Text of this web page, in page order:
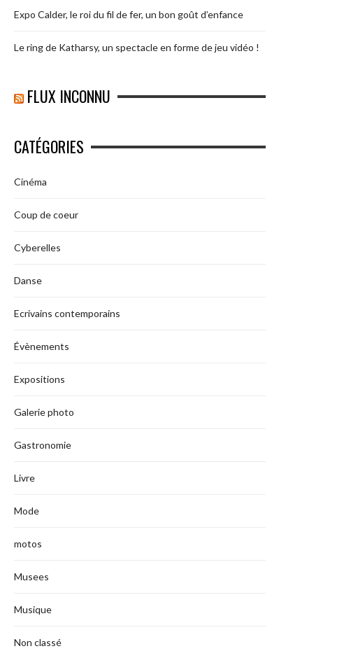
Expo Calder, le roi du fil de fer, un bon goût d’enfance
Le ring de Katharsy, un spectacle en forme de jeu vidéo !
FLUX INCONNU
CATÉGORIES
Cinéma
Coup de coeur
Cyberelles
Danse
Ecrivains contemporains
Évènements
Expositions
Galerie photo
Gastronomie
Livre
Mode
motos
Musees
Musique
Non classé